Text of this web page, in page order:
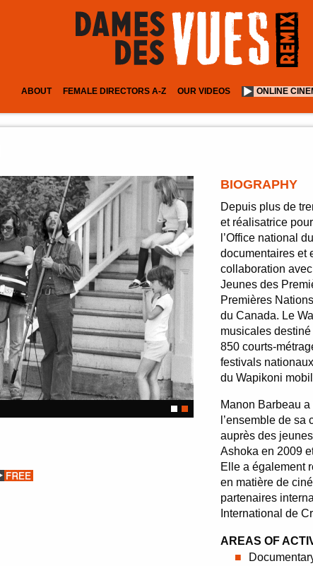
ABOUT FEMALE DIRECTORS A-Z OUR VIDEOS ONLINE
BIOGRAPHY
Depuis plus de
et réalisatrice
l’Office national
documentaires et
collaboration
Jeunes des
Premières
du Canada. Le
musicales
850 courts-
festivals
du Wapikoni
Manon Barbeau
l’ensemble de
auprès des
Ashoka en 2009
Elle a également
en matière de
partenaires
International de
AREAS OF